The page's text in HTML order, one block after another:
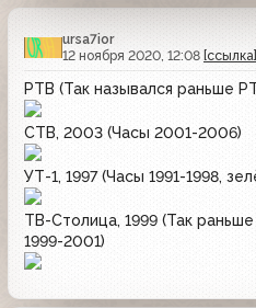
ursa7ior
12 ноября 2020, 12:08 [ссылка]
РТВ (Так назывался раньше
СТВ, 2003 (Часы 2001-2006)
УТ-1, 1997 (Часы 1991-1998,
ТВ-Столица, 1999 (Так
1999-2001)